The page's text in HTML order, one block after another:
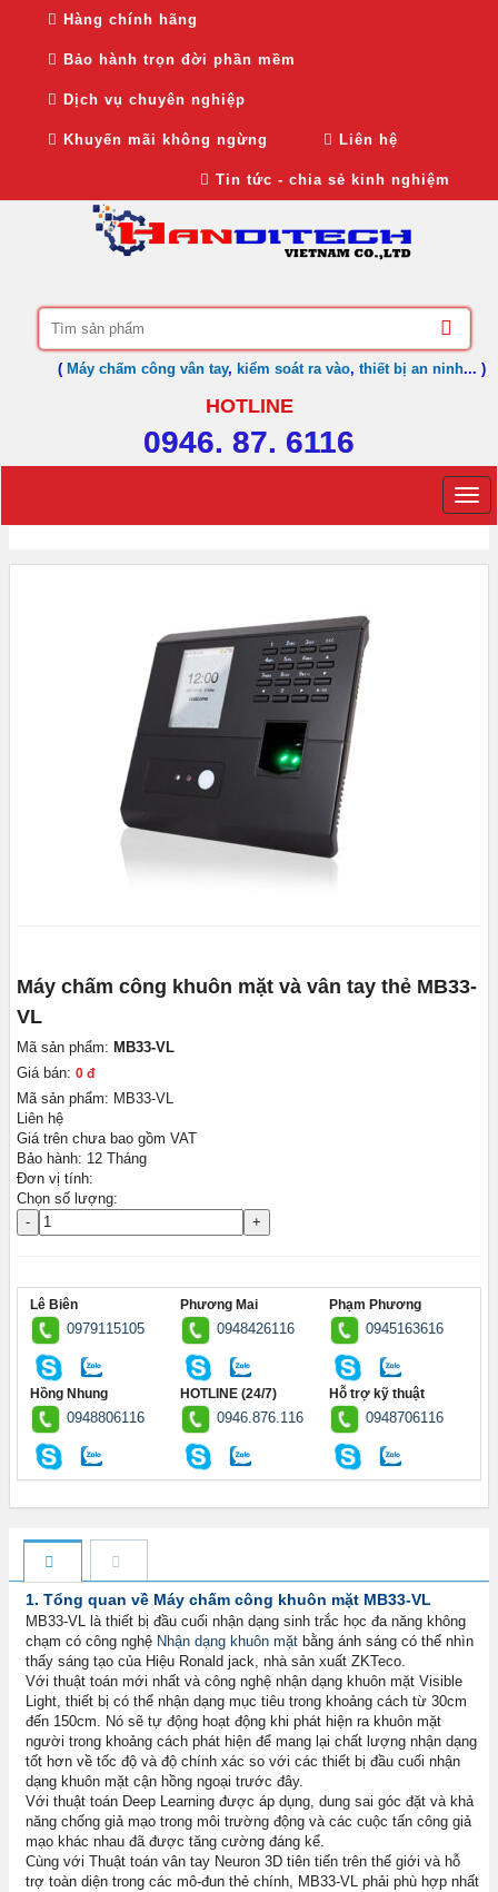
Hàng chính hãng
Bảo hành trọn đời phần mềm
Dịch vụ chuyên nghiệp
Khuyến mãi không ngừng Liên hệ
Tin tức - chia sẻ kinh nghiệm
( Máy chấm công vân tay, kiểm soát ra vào, thiết bị an ninh... )
HOTLINE
0946. 87. 6116
Máy chấm công khuôn mặt và vân tay thẻ MB33-
VL
Mã sản phẩm: MB33-VL
Giá bán:0 đ
Mã sản phẩm: MB33-VL
Liên hệ
Giá trên chưa bao gồm VAT
Bảo hành: 12 Tháng
Đơn vị tính:
Chọn số lượng:
-
+
Lê Biên
0979115105
Phương Mai
0948426116
Phạm Phương
0945163616
Hồng Nhung
0948806116
HOTLINE (24/7)
0946.876.116
Hỗ trợ kỹ thuật
0948706116
1. Tổng quan về Máy chấm công khuôn mặt MB33-VL
MB33-VL là thiết bị đầu cuối nhận dạng sinh trắc học đa năng không
chạm có công nghệ Nhận dạng khuôn mặt bằng ánh sáng có thể nhìn
thấy sáng tạo của Hiệu Ronald jack, nhà sản xuất ZKTeco.
Với thuật toán mới nhất và công nghệ nhận dạng khuôn mặt Visible
Light, thiết bị có thể nhận dạng mục tiêu trong khoảng cách từ 30cm
đến 150cm. Nó sẽ tự động hoạt động khi phát hiện ra khuôn mặt
người trong khoảng cách phát hiện để mang lại chất lượng nhận dạng
tốt hơn về tốc độ và độ chính xác so với các thiết bị đầu cuối nhận
dạng khuôn mặt cận hồng ngoại trước đây.
Với thuật toán Deep Learning được áp dụng, dung sai góc đặt và khả
năng chống giả mạo trong môi trường động và các cuộc tấn công giả
mạo khác nhau đã được tăng cường đáng kể.
Cùng với Thuật toán vân tay Neuron 3D tiên tiến trên thế giới và hỗ
trợ toàn diện trong các mô-đun thẻ chính, MB33-VL phải phù hợp nhất